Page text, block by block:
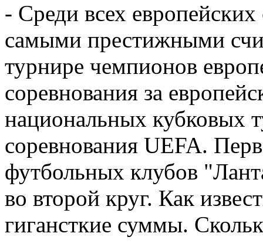
- Среди всех
самыми престижными
турнире чемпионов
соревнования за
национальных кубковых
соревнования UEFA.
футбольных клубов
во второй круг. Как
гигансткие суммы.